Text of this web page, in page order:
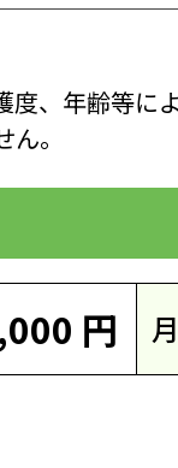
、年齢等に
。
円